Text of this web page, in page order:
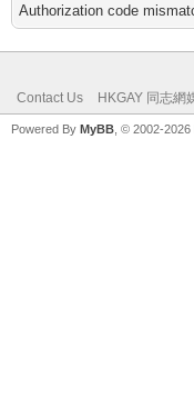
Authorization code
Contact Us HKGAY 同志網
Powered By MyBB , © 2002-2026